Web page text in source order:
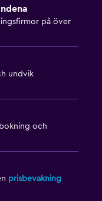
på över
undvik
och
prisbevakning